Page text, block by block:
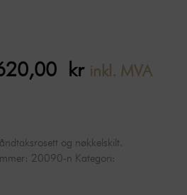
kr inkl. MVA
og nøkkelskilt.
20090-n Kategori: